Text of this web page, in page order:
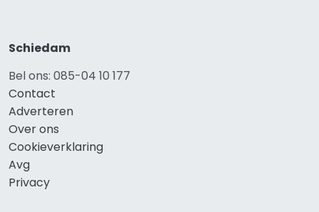
Schiedam
Bel ons: 085-04 10 177
Contact
Adverteren
Over ons
Cookieverklaring
Avg
Privacy